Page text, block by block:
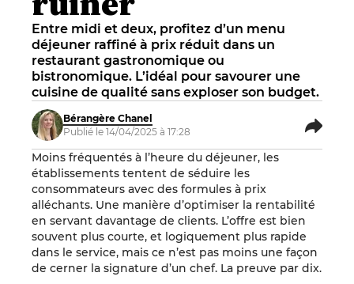
Entre midi et deux, profitez d’un menu
déjeuner raffiné à prix réduit dans un
restaurant gastronomique ou
bistronomique. L’idéal pour savourer une
cuisine de qualité sans exploser son budget.
Bérangère Chanel
Publié le 14/04/2025 à 17:28
Moins fréquentés à l’heure du déjeuner, les
établissements tentent de séduire les
consommateurs avec des formules à prix
alléchants. Une manière d’optimiser la rentabilité
en servant davantage de clients. L’offre est bien
souvent plus courte, et logiquement plus rapide
dans le service, mais ce n’est pas moins une façon
de cerner la signature d’un chef. La preuve par dix.